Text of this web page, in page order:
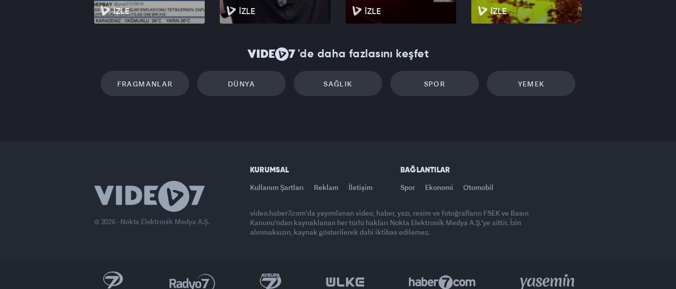
İZLE İZLE İZLE İZLE
'de daha fazlasını keşfet
FRAGMANLAR DÜNYA SAĞLIK SPOR YEMEK
© 2026 - Nokta Elektronik Medya A.Ş.
KURUMSAL
Kullanım Şartları Reklam İletişim
BAĞLANTILAR
Spor Ekonomi Otomobil
video.haber7.com'da yayımlanan video, haber, yazı, resim ve fotoğrafların FSEK ve Basın
Kanunu'ndan kaynaklanan her türlü hakları Nokta Elektronik Medya A.Ş.'ye aittir. İzin
alınmaksızın, kaynak gösterilerek dahi iktibas edilemez.
Ülke TV Haber7